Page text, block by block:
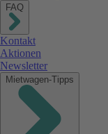
FAQ
Kontakt
Aktionen
Newsletter
Mietwagen-Tipps